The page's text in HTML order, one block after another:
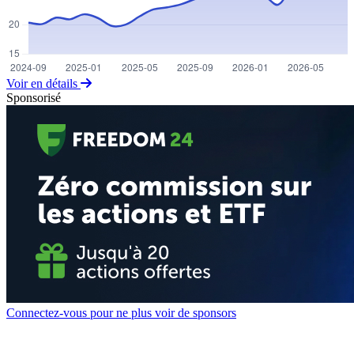
Voir en détails
Sponsorisé
Connectez-vous pour ne plus voir de sponsors